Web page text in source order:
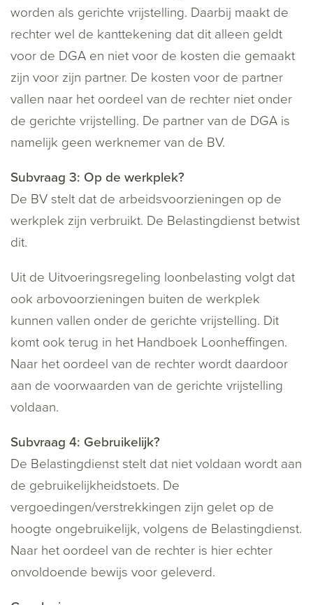
worden als gerichte vrijstelling. Daarbij maakt de
rechter wel de kanttekening dat dit alleen geldt
voor de DGA en niet voor de kosten die gemaakt
zijn voor zijn partner. De kosten voor de partner
vallen naar het oordeel van de rechter niet onder
de gerichte vrijstelling. De partner van de DGA is
namelijk geen werknemer van de BV.
Subvraag 3: Op de werkplek?
De BV stelt dat de arbeidsvoorzieningen op de
werkplek zijn verbruikt. De Belastingdienst betwist
dit.
Uit de Uitvoeringsregeling loonbelasting volgt dat
ook arbovoorzieningen buiten de werkplek
kunnen vallen onder de gerichte vrijstelling. Dit
komt ook terug in het Handboek Loonheffingen.
Naar het oordeel van de rechter wordt daardoor
aan de voorwaarden van de gerichte vrijstelling
voldaan.
Subvraag 4: Gebruikelijk?
De Belastingdienst stelt dat niet voldaan wordt aan
de gebruikelijkheidstoets. De
vergoedingen/verstrekkingen zijn gelet op de
hoogte ongebruikelijk, volgens de Belastingdienst.
Naar het oordeel van de rechter is hier echter
onvoldoende bewijs voor geleverd.